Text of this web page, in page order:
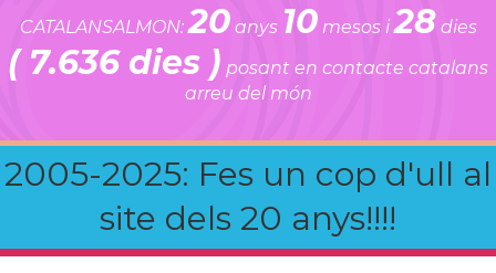
CATALANSALMON:20anys 10mesos i28 dies
( 7.636 dies ) posant en contacte catalans
arreu del món
2005-2025: Fes un cop d'ull al
site dels 20 anys!!!!